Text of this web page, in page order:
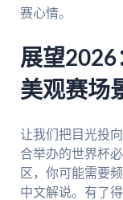
赛心情。
展望2026
美观赛场
让我们把目光投
合举办的世界杯
区，你可能需要
中文解说。有了